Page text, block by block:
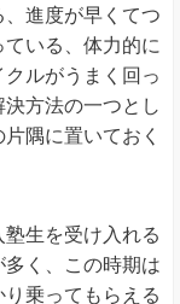
進度が早くてつ
いる、体力的に
ルがうまく回っ
方法の一つとし
隅に置いておく
生を受け入れる
く、この時期は
乗ってもらえる